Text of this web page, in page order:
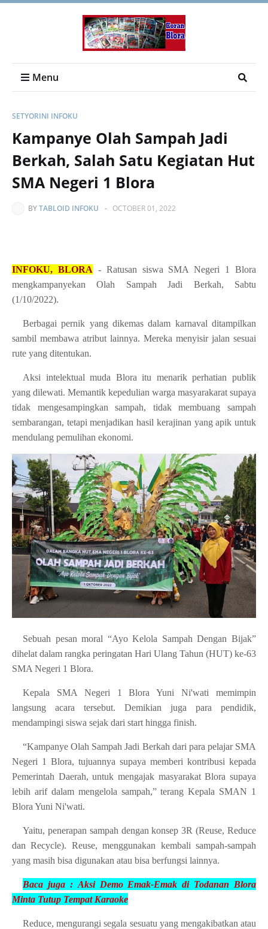
Menu
SETYORINI INFOKU
Kampanye Olah Sampah Jadi
Berkah, Salah Satu Kegiatan Hut
SMA Negeri 1 Blora
BYTABLOID INFOKU - OCTOBER 01, 2022
INFOKU, BLORA - Ratusan siswa SMA Negeri 1 Blora
mengkampanyekan Olah Sampah Jadi Berkah, Sabtu
(1/10/2022).
Berbagai pernik yang dikemas dalam karnaval ditampilkan
sambil membawa atribut lainnya. Mereka menyisir jalan sesuai
rute yang ditentukan.
Aksi intelektual muda Blora itu menarik perhatian publik
yang dilewati. Memantik kepedulian warga masyarakarat supaya
tidak mengesampingkan sampah, tidak membuang sampah
sembarangan, tetapi menjadikan hasil kerajinan yang apik untuk
mendulang pemulihan ekonomi.
Sebuah pesan moral “Ayo Kelola Sampah Dengan Bijak”
dihelat dalam rangka peringatan Hari Ulang Tahun (HUT) ke-63
SMA Negeri 1 Blora.
Kepala SMA Negeri 1 Blora Yuni Ni'wati memimpin
langsung acara tersebut. Demikian juga para pendidik,
mendampingi siswa sejak dari start hingga finish.
“Kampanye Olah Sampah Jadi Berkah dari para pelajar SMA
Negeri 1 Blora, tujuannya supaya memberi kontribusi kepada
Pemerintah Daerah, untuk mengajak masyarakat Blora supaya
lebih arif dalam mengelola sampah,” terang Kepala SMAN 1
Blora Yuni Ni'wati.
Yaitu, penerapan sampah dengan konsep 3R (Reuse, Reduce
dan Recycle). Reuse, menggunakan kembali sampah-sampah
yang masih bisa digunakan atau bisa berfungsi lainnya.
Baca juga : Aksi Demo Emak-Emak di Todanan Blora
Minta Tutup Tempat Karaoke
Reduce, mengurangi segala sesuatu yang mengakibatkan atau